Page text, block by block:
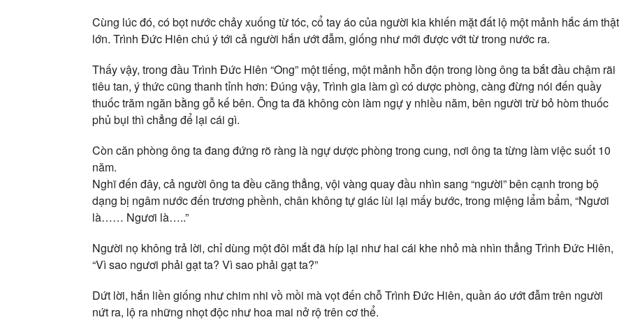
Cùng lúc đó, có bọt nước chảy xuống từ tóc, cổ tay áo của người kia khiến mặt đất lộ một mảnh hắc ám thật
lớn. Trình Đức Hiên chú ý tới cả người hắn ướt đẫm, giống như mới được vớt từ trong nước ra.
Thấy vậy, trong đầu Trình Đức Hiên “Ong” một tiếng, một mảnh hỗn độn trong lòng ông ta bắt đầu chậm rãi
tiêu tan, ý thức cũng thanh tỉnh hơn: Đúng vậy, Trình gia làm gì có dược phòng, càng đừng nói đến quầy
thuốc trăm ngăn bằng gỗ kế bên. Ông ta đã không còn làm ngự y nhiều năm, bên người trừ bỏ hòm thuốc
phủ bụi thì chẳng để lại cái gì.
Còn căn phòng ông ta đang đứng rõ ràng là ngự dược phòng trong cung, nơi ông ta từng làm việc suốt 10
năm.
Nghĩ đến đây, cả người ông ta đều căng thẳng, vội vàng quay đầu nhìn sang “người” bên cạnh trong bộ
dạng bị ngâm nước đến trương phềnh, chân không tự giác lùi lại mấy bước, trong miệng lẩm bẩm, “Ngươi
là…… Ngươi là…..”
Người nọ không trả lời, chỉ dùng một đôi mắt đã híp lại như hai cái khe nhỏ mà nhìn thẳng Trình Đức Hiên,
“Vì sao ngươi phải gạt ta? Vì sao phải gạt ta?”
Dứt lời, hắn liền giống như chim nhi vồ mồi mà vọt đến chỗ Trình Đức Hiên, quần áo ướt đẫm trên người
nứt ra, lộ ra những nhọt độc như hoa mai nở rộ trên cơ thể.